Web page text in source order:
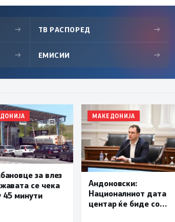
→ ТВ РАСПОРЕД →
→ ЕМИСИИ →
за влез
се чека
45 минути
МАКЕДОНИЈА
Андоновски:
Националниот дата
центар ќе биде со